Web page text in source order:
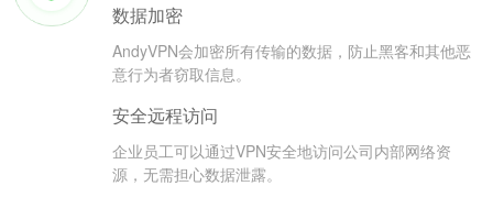
数据加密
AndyVPN会加密所有传输的数据，防止黑客和其他恶
意行为者窃取信息。
安全远程访问
企业员工可以通过VPN安全地访问公司内部网络资
源，无需担心数据泄露。